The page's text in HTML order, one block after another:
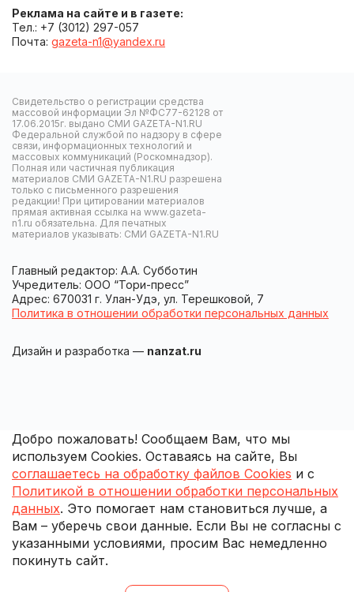
Реклама на сайте и в газете:
Тел.: +7 (3012) 297-057
Почта: gazeta-n1@yandex.ru
Свидетельство о регистрации средства
массовой информации Эл №ФС77-62128 от
17.06.2015г. выдано СМИ GAZETA-N1.RU
Федеральной службой по надзору в сфере
связи, информационных технологий и
массовых коммуникаций (Роскомнадзор).
Полная или частичная публикация
материалов СМИ GAZETA-N1.RU разрешена
только с письменного разрешения
редакции! При цитировании материалов
прямая активная ссылка на www.gazeta-
n1.ru обязательна. Для печатных
материалов указывать: СМИ GAZETA-N1.RU
Главный редактор: А.А. Субботин
Учредитель: ООО “Тори-пресс”
Адрес: 670031 г. Улан-Удэ, ул. Терешковой, 7
Политика в отношении обработки персональных данных
Дизайн и разработка — nanzat.ru
Добро пожаловать! Сообщаем Вам, что мы
используем Cookies. Оставаясь на сайте, Вы
соглашаетесь на обработку файлов Cookies и с
Политикой в отношении обработки персональных
данных. Это помогает нам становиться лучше, а
Вам – уберечь свои данные. Если Вы не согласны с
указанными условиями, просим Вас немедленно
покинуть сайт.